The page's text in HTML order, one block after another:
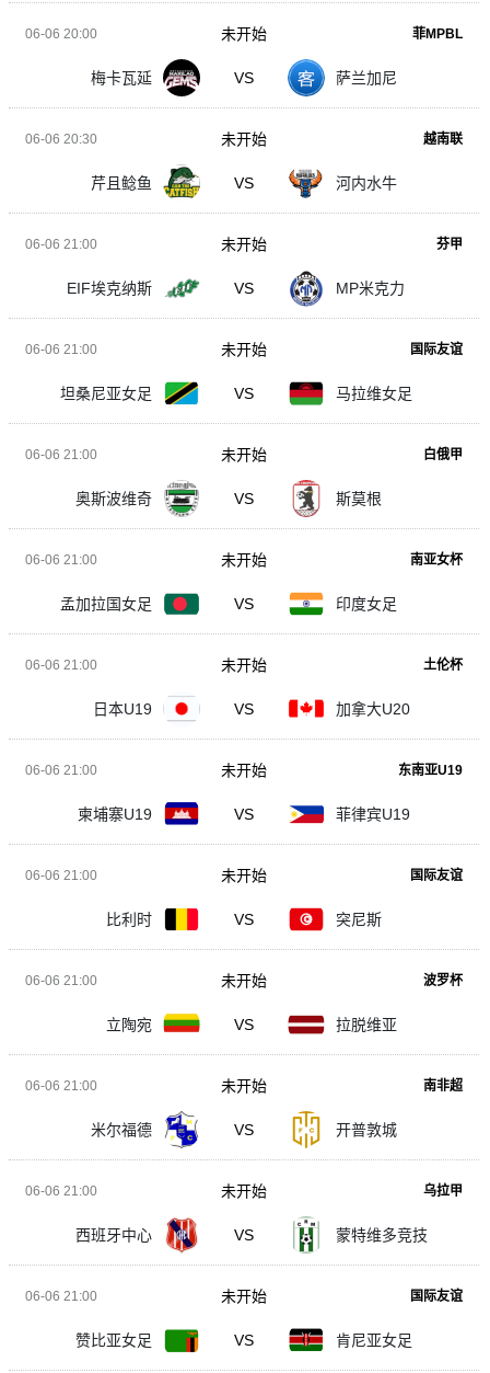
06-06 20:00 菲MPBL
梅卡瓦延 VS 萨兰加尼
未开始
06-06 20:30 越南联
芹且鲶鱼 VS 河内水牛
未开始
06-06 21:00 芬甲
EIF埃克纳斯 VS MP米克力
未开始
06-06 21:00 国际友谊
坦桑尼亚女足 VS 马拉维女足
未开始
06-06 21:00 白俄甲
奥斯波维奇 VS 斯莫根
未开始
06-06 21:00 南亚女杯
孟加拉国女足 VS 印度女足
未开始
06-06 21:00 土伦杯
日本U19 VS 加拿大U20
未开始
06-06 21:00 东南亚U19
柬埔寨U19 VS 菲律宾U19
未开始
06-06 21:00 国际友谊
比利时 VS 突尼斯
未开始
06-06 21:00 波罗杯
立陶宛 VS 拉脱维亚
未开始
06-06 21:00 南非超
米尔福德 VS 开普敦城
未开始
06-06 21:00 乌拉甲
西班牙中心 VS 蒙特维多竞技
未开始
06-06 21:00 国际友谊
赞比亚女足 VS 肯尼亚女足
未开始